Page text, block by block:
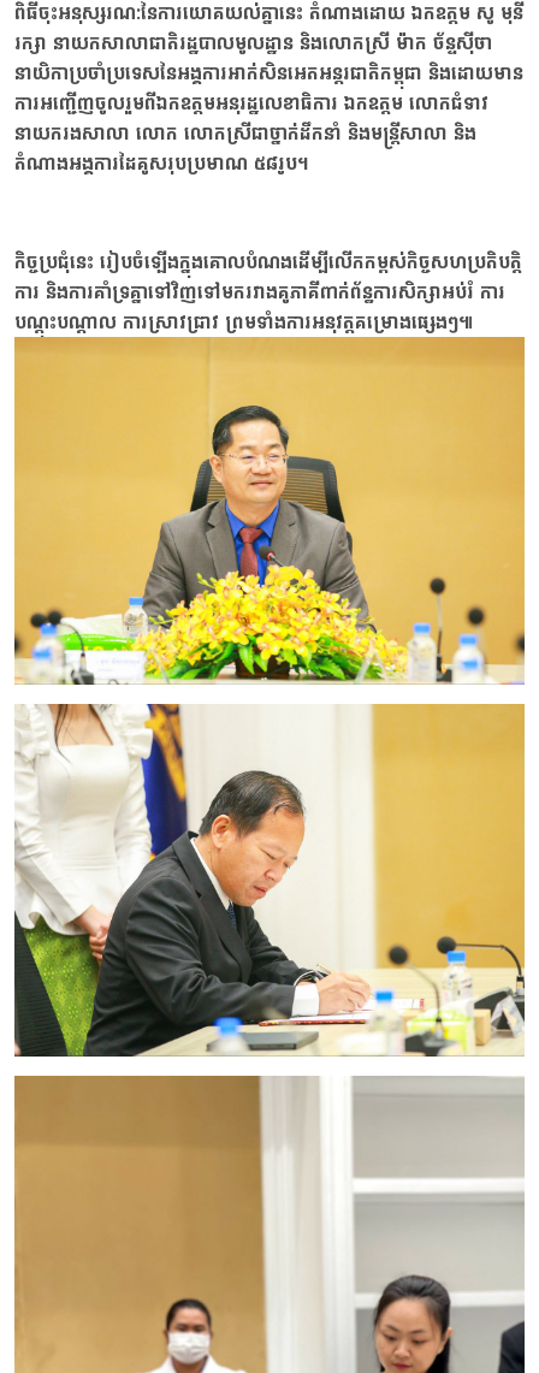
ពិធីចុះអនុស្សរណៈនៃការយោគយល់គ្នានេះ តំណាងដោយ ឯកឧត្តម សូ មុនី
រក្សា នាយកសាលាជាតិរដ្ឋបាលមូលដ្ឋាន និងលោកស្រី ម៉ាក ច័ន្ទស៊ីថា
នាយិកាប្រចាំប្រទេសនៃអង្គការអាក់សិនអេតអន្តរជាតិកម្ពុជា និងដោយមាន
ការអញ្ជើញចូលរួមពីឯកឧត្តមអនុរដ្ឋលេខាធិការ ឯកឧត្តម លោកជំទាវ
នាយករងសាលា លោក លោកស្រីជាថ្នាក់ដឹកនាំ និងមន្ត្រីសាលា និង
តំណាងអង្គការដៃគូសរុបប្រមាណ ៥៨រូប។
កិច្ចប្រជុំនេះ រៀបចំឡើងក្នុងគោលបំណងដើម្បីលើកកម្ពស់កិច្ចសហប្រតិបត្តិ
ការ និងការគាំទ្រគ្នាទៅវិញទៅមករវាងគូភាគីពាក់ព័ន្ធការសិក្សាអប់រំ ការ
បណ្តុះបណ្តាល ការស្រាវជ្រាវ ព្រមទាំងការអនុវត្តគម្រោងផ្សេងៗ៕